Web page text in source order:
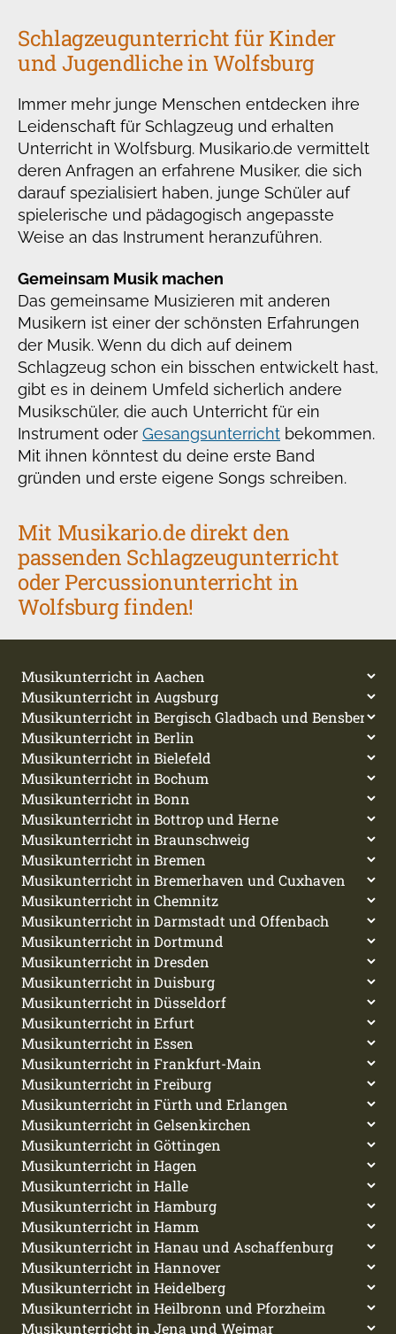
Schlagzeugunterricht für Kinder
und Jugendliche in Wolfsburg
Immer mehr junge Menschen entdecken ihre
Leidenschaft für Schlagzeug und erhalten
Unterricht in Wolfsburg. Musikario.de vermittelt
deren Anfragen an erfahrene Musiker, die sich
darauf spezialisiert haben, junge Schüler auf
spielerische und pädagogisch angepasste
Weise an das Instrument heranzuführen.
Gemeinsam Musik machen
Das gemeinsame Musizieren mit anderen
Musikern ist einer der schönsten Erfahrungen
der Musik. Wenn du dich auf deinem
Schlagzeug schon ein bisschen entwickelt hast,
gibt es in deinem Umfeld sicherlich andere
Musikschüler, die auch Unterricht für ein
Instrument oder Gesangsunterricht bekommen.
Mit ihnen könntest du deine erste Band
gründen und erste eigene Songs schreiben.
Mit Musikario.de direkt den
passenden Schlagzeugunterricht
oder Percussionunterricht in
Wolfsburg finden!